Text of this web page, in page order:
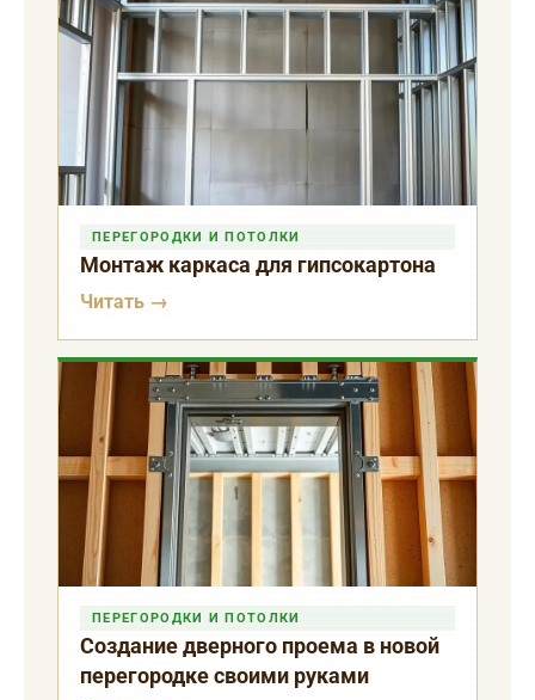
ПЕРЕГОРОДКИ И ПОТОЛКИ
Монтаж каркаса для гипсокартона
Читать →
ПЕРЕГОРОДКИ И ПОТОЛКИ
Создание дверного проема в новой
перегородке своими руками